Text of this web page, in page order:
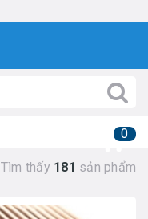
0
Tìm thấy 181 sản phẩm